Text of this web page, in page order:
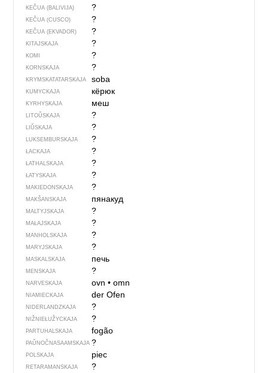
KEČUA (BALIVIJA) ?
KEČUA (CUSCO) ?
KEČUA (EKVADOR) ?
KITAJSKAJA ?
KOMI ?
KORNSKAJA ?
KRYMSKA­TATARSKAJA soba
KUMYCKAJA кёрюк
KYRHYSKAJA меш
LITOŬSKAJA ?
LIŬSKAJA ?
LUKSEMBURSKAJA ?
ŁACKAJA ?
ŁATHALSKAJA ?
ŁATYSKAJA ?
MAKIEDONSKAJA ?
MAKŠANSKAJA пянакуд
MALTYJSKAJA ?
MAŁAJSKAJA ?
MANHOLSKAJA ?
MARYJSKAJA ?
MASKALSKAJA печь
MENSKAJA ?
NARVESKAJA ovn• omn
NIAMIECKAJA der Ofen
NIDERLANDZKAJA ?
NIŽNIEŁUŽYCKAJA ?
PARTUHALSKAJA fogão
PAŬNOČ­NA­SA­AM­SKAJA?
POLSKAJA piec
RETARAMANSKAJA ?